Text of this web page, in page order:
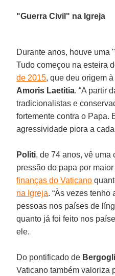
"Guerra Civil" na Igreja
Durante anos, houve uma
Tudo começou na esteira
de 2015, que deu origem à
Amoris Laetitia. “A partir
tradicionalistas e
fortemente contra o Papa.
agressividade piora a
Politi, de 74 anos, vê uma
pressão do papa por
finanças do Vaticano
na Igreja. “Às vezes tenho
pessoas nos países de
quanto já foi feito nos
ele.
Do pontificado de
Vaticano também valoriza